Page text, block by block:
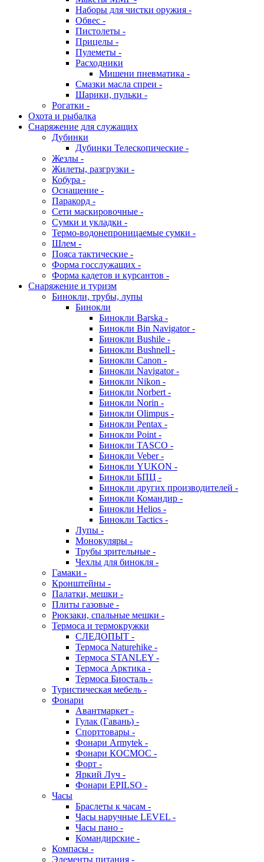
Наборы для чистки оружия -
Обвес -
Пистолеты -
Прицелы -
Пулеметы -
Расходники
Мишени пневматика -
Смазки масла спреи -
Шарики, пульки -
Рогатки -
Охота и рыбалка
Снаряжение для служащих
Дубинки
Дубинки Телескопические -
Жезлы -
Жилеты, разгрузки -
Кобура -
Оснащение -
Паракорд -
Сети маскировочные -
Сумки и укладки -
Термо-водонепроницаемые сумки -
Шлем -
Пояса тактические -
Форма госслужащих -
Форма кадетов и курсантов -
Снаряжение и туризм
Бинокли, трубы, лупы
Бинокли
Бинокли Barska -
Бинокли Bin Navigator -
Бинокли Bushile -
Бинокли Bushnell -
Бинокли Canon -
Бинокли Navigator -
Бинокли Nikon -
Бинокли Norbert -
Бинокли Norin -
Бинокли Olimpus -
Бинокли Pentax -
Бинокли Point -
Бинокли TASCO -
Бинокли Veber -
Бинокли YUKON -
Бинокли БПЦ -
Бинокли других производителей -
Бинокли Командир -
Бинокли Helios -
Бинокли Tactics -
Лупы -
Монокуляры -
Трубы зрительные -
Чехлы для бинокля -
Гамаки -
Кронштейны -
Палатки, мешки -
Плиты газовые -
Рюкзаки, спальные мешки -
Термоса и термокружки
СЛЕДОПЫТ -
Термоса Naturehike -
Термоса STANLEY -
Термоса Арктика -
Термоса Биосталь -
Туристическая мебель -
Фонари
Авантмаркет -
Гулак (Гавань) -
Спорттовары -
Фонари Armytek -
Фонари КОСМОС -
Форт -
Яркий Луч -
Фонари EPILSO -
Часы
Браслеты к часам -
Часы наручные LEVEL -
Часы пано -
Командирские -
Компасы -
Элементы питания -